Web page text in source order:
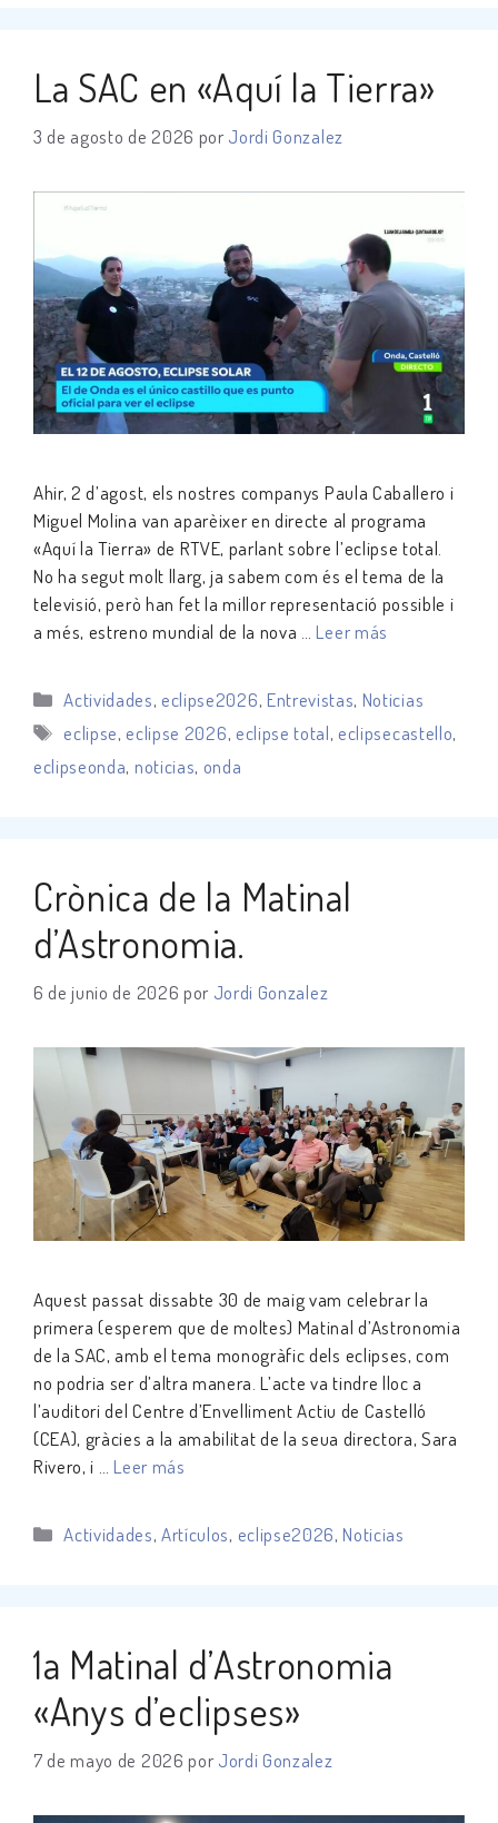
La SAC en «Aquí la Tierra»
3 de agosto de 2026 por Jordi Gonzalez
Ahir, 2 d’agost, els nostres companys Paula Caballero i
Miguel Molina van aparèixer en directe al programa
«Aquí la Tierra» de RTVE, parlant sobre l’eclipse total.
No ha segut molt llarg, ja sabem com és el tema de la
televisió, però han fet la millor representació possible i
a més, estreno mundial de la nova … Leer más
Categorías
Actividades, eclipse2026, Entrevistas, Noticias
Etiquetas
eclipse, eclipse 2026, eclipse total, eclipsecastello,
eclipseonda, noticias, onda
Crònica de la Matinal
d’Astronomia.
6 de junio de 2026 por Jordi Gonzalez
Aquest passat dissabte 30 de maig vam celebrar la
primera (esperem que de moltes) Matinal d’Astronomia
de la SAC, amb el tema monogràfic dels eclipses, com
no podria ser d’altra manera. L’acte va tindre lloc a
l’auditori del Centre d’Envelliment Actiu de Castelló
(CEA), gràcies a la amabilitat de la seua directora, Sara
Rivero, i … Leer más
Categorías
Actividades,Artículos, eclipse2026, Noticias
1a Matinal d’Astronomia
«Anys d’eclipses»
7 de mayo de 2026 por Jordi Gonzalez